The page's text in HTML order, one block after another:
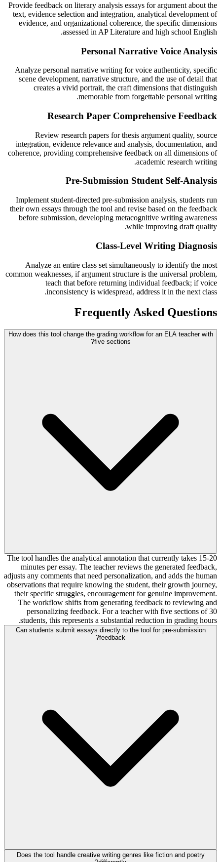
Provide feedback on literary analysis essays for argument about the
text, evidence selection and integration, analytical development of
evidence, and organizational coherence, the specific dimensions
assessed in AP Literature and high school English.
Personal Narrative Voice Analysis
Analyze personal narrative writing for voice authenticity, specific
scene development, narrative structure, and the use of detail that
creates a vivid portrait, the craft dimensions that distinguish
memorable from forgettable personal writing.
Research Paper Comprehensive Feedback
Review research papers for thesis argument quality, source
integration, evidence relevance and analysis, documentation, and
coherence, providing comprehensive feedback on all dimensions of
academic research writing.
Pre-Submission Student Self-Analysis
Implement student-directed pre-submission analysis, students run
their own essays through the tool and revise based on the feedback
before submission, developing metacognitive writing awareness
while improving draft quality.
Class-Level Writing Diagnosis
Analyze an entire class set simultaneously to identify the most
common weaknesses, if argument structure is the universal problem,
teach that before returning individual feedback; if voice
inconsistency is widespread, address it in the next class.
Frequently Asked Questions
How does this tool change the grading workflow for an ELA teacher with
five sections?
The tool handles the analytical annotation that currently takes 15-20
minutes per essay. The teacher reviews the generated feedback,
adjusts any comments that need personalization, and adds the human
observations that require knowing the student, their growth journey,
their specific struggles, encouragement for genuine improvement.
The workflow shifts from generating feedback to reviewing and
personalizing feedback. For a teacher with five sections of 30
students, this represents a substantial reduction in grading hours.
Can students submit essays directly to the tool for pre-submission
feedback?
Does the tool handle creative writing genres like fiction and poetry